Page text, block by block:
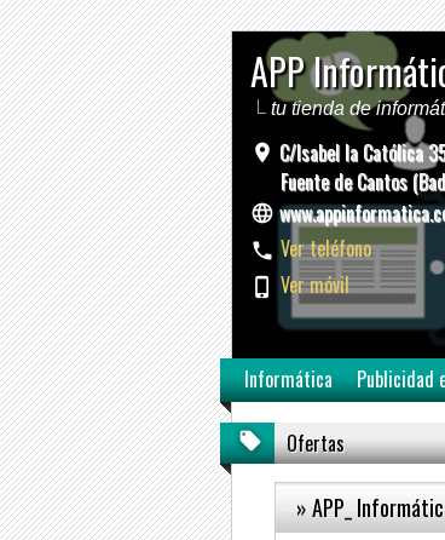
APP
tu tienda de
C/Isabel la Católica
Fuente de Cantos
Ver teléfono
Ver móvil
Informática Publicidad
Ofertas
» APP_